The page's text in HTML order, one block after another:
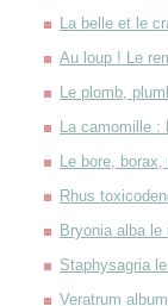
La belle et le
Au loup ! Le
Le plomb,
La camomille :
Le bore,
Rhus
Bryonia alba
Staphysagria
Veratrum